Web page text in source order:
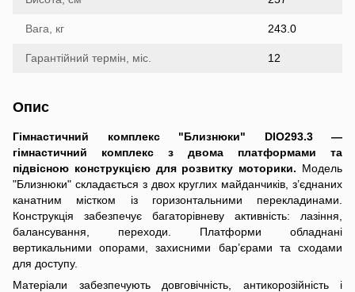
Вага, кг 243.0
Гарантійний термін, міс. 12
Опис
Гімнастичний комплекс "Близнюки" DIO293.3 —
гімнастичний комплекс з двома платформами та
підвісною конструкцією для розвитку моторики. Модель
"Близнюки" складається з двох круглих майданчиків, з’єднаних
канатним містком із горизонтальними перекладинами.
Конструкція забезпечує багаторівневу активність: лазіння,
балансування, переходи. Платформи обладнані
вертикальними опорами, захисними бар’єрами та сходами
для доступу.
Матеріали забезпечують довговічність, антикорозійність і